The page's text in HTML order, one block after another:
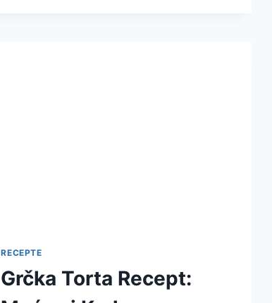
RECEPTE
Grčka Torta Recept: